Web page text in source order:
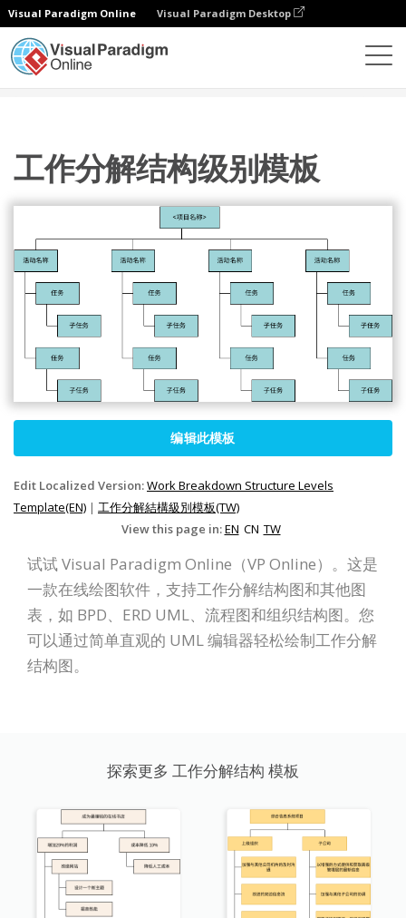
Visual Paradigm Online Visual Paradigm Desktop
工作分解结构级别模板
编辑此模板
Edit Localized Version:Work Breakdown Structure Levels
Template(EN) | 工作分解結構級別模板(TW)
View this page in:EN CN TW
试试 Visual Paradigm Online（VP Online）。这是
一款在线绘图软件，支持工作分解结构图和其他图
表，如 BPD、ERD UML、流程图和组织结构图。您
可以通过简单直观的 UML 编辑器轻松绘制工作分解
结构图。
探索更多 工作分解结构 模板